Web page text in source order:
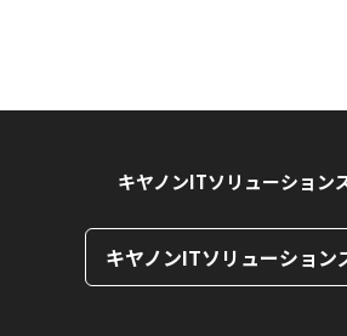
キヤノンITソリューション
キヤノンITソリューション